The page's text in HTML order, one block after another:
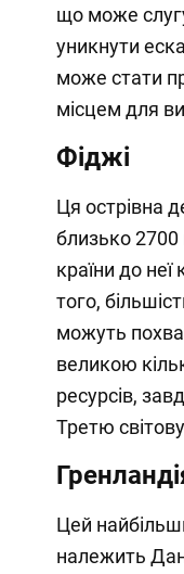
що може
уникнути
може стати
місцем для
Фіджі
Ця острівна
близько 2700
країни до неї
того,
можуть
великою
ресурсів,
Третю
Цей
належить